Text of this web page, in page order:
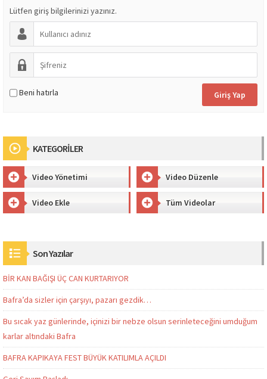
Lütfen giriş bilgilerinizi yazınız.
Beni hatırla
KATEGORİLER
Video Yönetimi Video Düzenle
Video Ekle Tüm Videolar
Son Yazılar
BİR KAN BAĞIŞI ÜÇ CAN KURTARIYOR
Bafra’da sizler için çarşıyı, pazarı gezdik…
Bu sıcak yaz günlerinde, içinizi bir nebze olsun serinleteceğini umduğum
karlar altındaki Bafra
BAFRA KAPIKAYA FEST BÜYÜK KATILIMLA AÇILDI